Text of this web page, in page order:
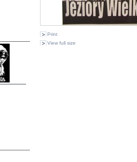
Print
View full size